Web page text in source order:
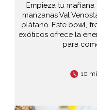
Empieza tu
manzanas Val
plátano. Este bowl,
exóticos ofrece la
para
10